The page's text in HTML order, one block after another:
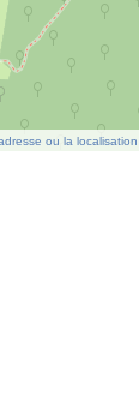
ou la localisation